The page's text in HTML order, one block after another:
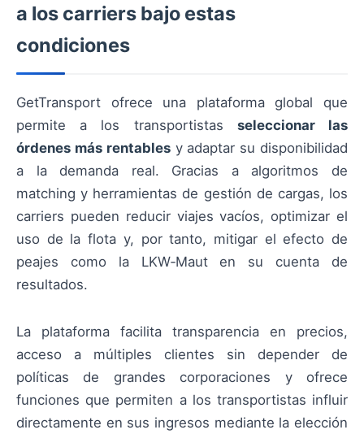
a los carriers bajo estas
condiciones
GetTransport ofrece una plataforma global que
permite a los transportistas seleccionar las
órdenes más rentablesy adaptar su disponibilidad
a la demanda real. Gracias a algoritmos de
matching y herramientas de gestión de cargas, los
carriers pueden reducir viajes vacíos, optimizar el
uso de la flota y, por tanto, mitigar el efecto de
peajes como la LKW‑Maut en su cuenta de
resultados.
La plataforma facilita transparencia en precios,
acceso a múltiples clientes sin depender de
políticas de grandes corporaciones y ofrece
funciones que permiten a los transportistas influir
directamente en sus ingresos mediante la elección